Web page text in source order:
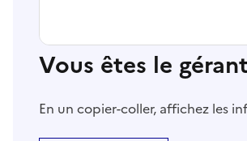
Vous êtes le
En un copier-coller, affichez les